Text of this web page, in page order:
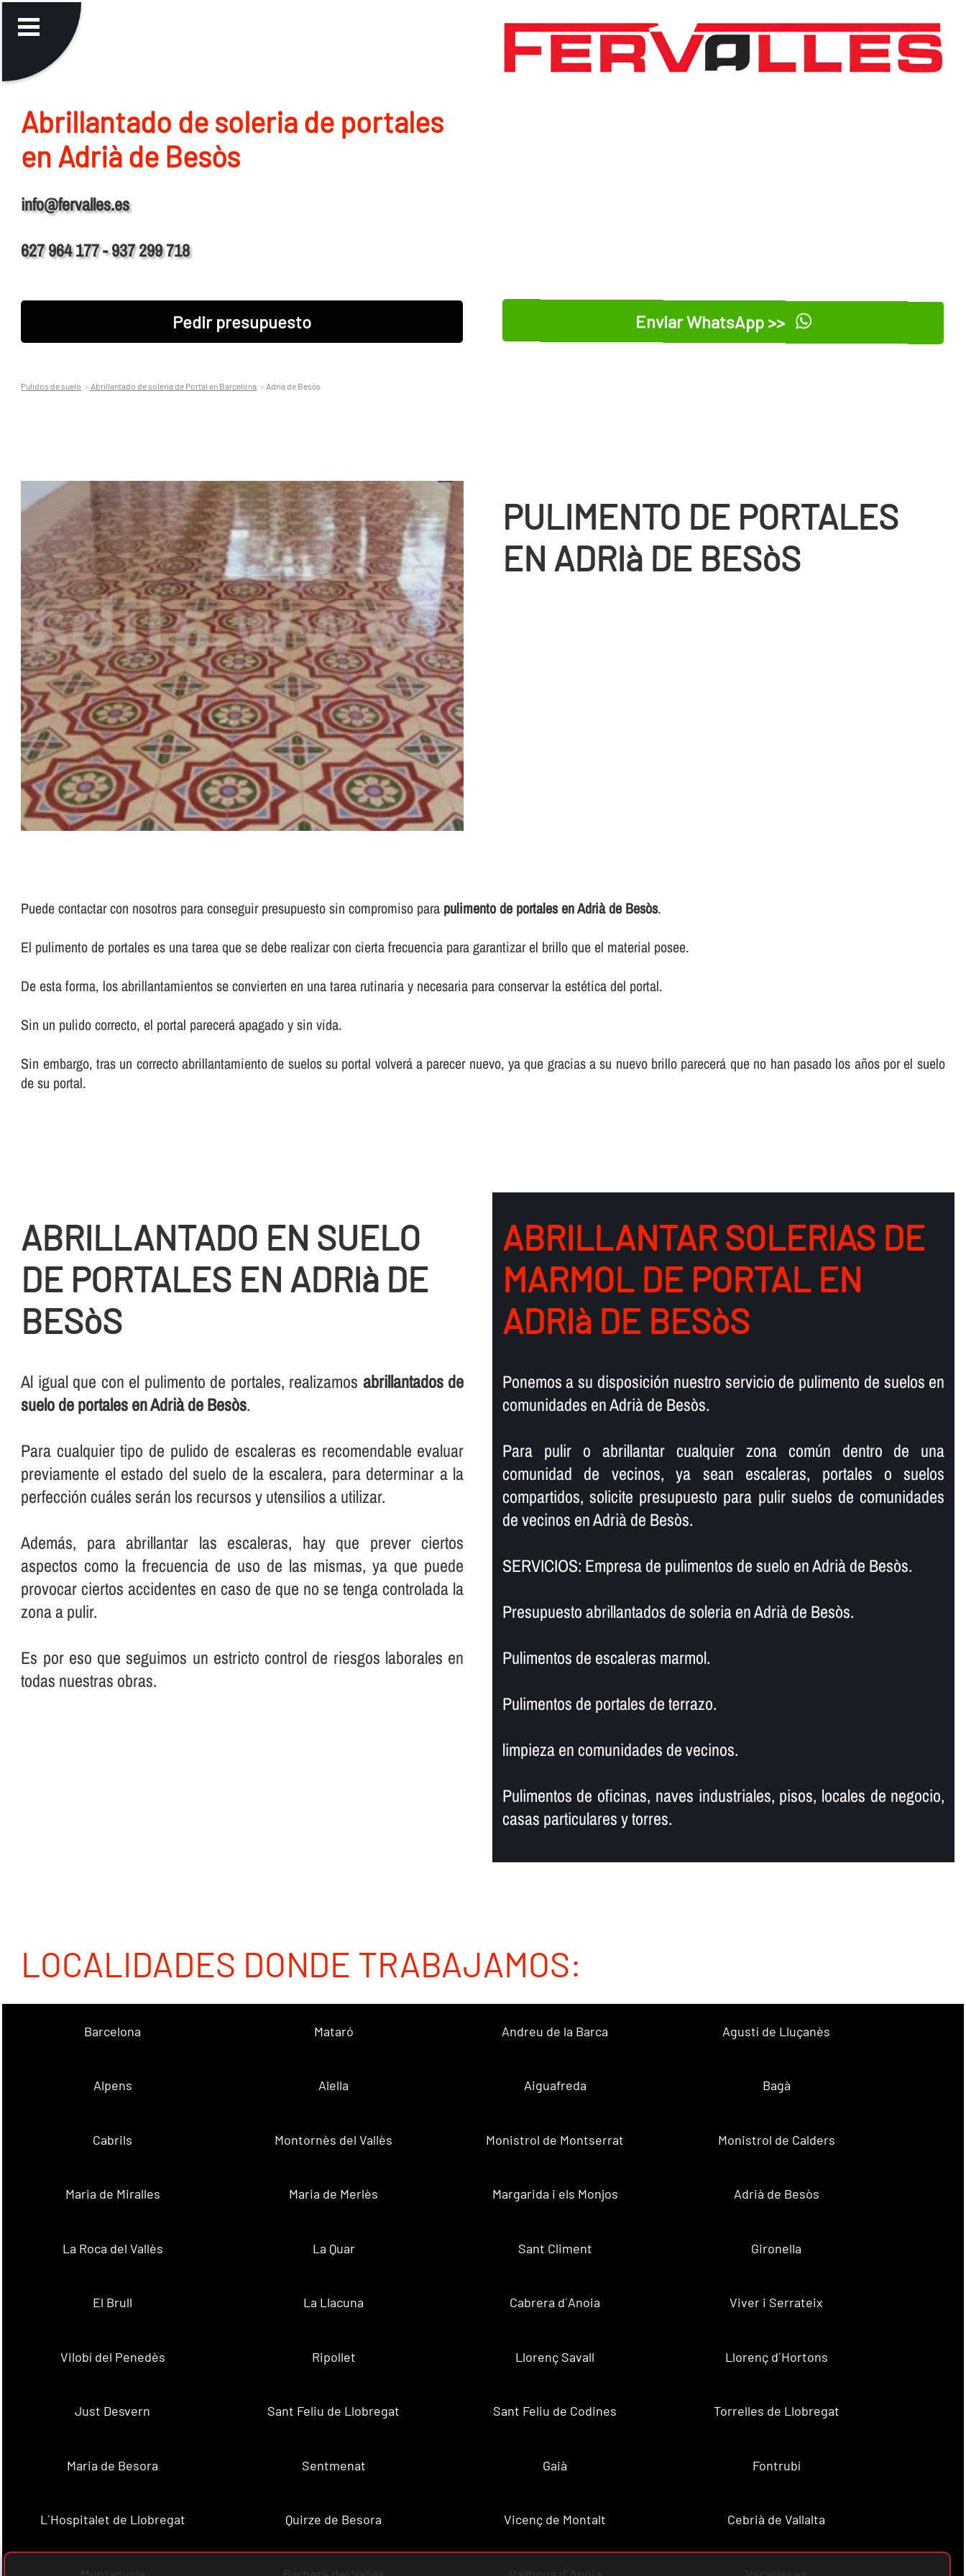
Abrillantado de soleria de portales
en Adrià de Besòs
info@fervalles.es
627 964 177 - 937 299 718
Pedir presupuesto Enviar WhatsApp >>
Pulidos de suelo Abrillantado de soleria de Portal en Barcelona Adrià de Besòs
PULIMENTO DE PORTALES
EN ADRIà DE BESòS
Puede contactar con nosotros para conseguir presupuesto sin compromiso para pulimento de portales en Adrià de Besòs.
El pulimento de portales es una tarea que se debe realizar con cierta frecuencia para garantizar el brillo que el material posee.
De esta forma, los abrillantamientos se convierten en una tarea rutinaria y necesaria para conservar la estética del portal.
Sin un pulido correcto, el portal parecerá apagado y sin vida.
Sin embargo, tras un correcto abrillantamiento de suelos su portal volverá a parecer nuevo, ya que gracias a su nuevo brillo parecerá que no han pasado los años por el suelo
de su portal.
ABRILLANTADO EN SUELO
DE PORTALES EN ADRIà DE
BESòS
Al igual que con el pulimento de portales, realizamos abrillantados de
suelo de portales en Adrià de Besòs.
Para cualquier tipo de pulido de escaleras es recomendable evaluar
previamente el estado del suelo de la escalera, para determinar a la
perfección cuáles serán los recursos y utensilios a utilizar.
Además, para abrillantar las escaleras, hay que prever ciertos
aspectos como la frecuencia de uso de las mismas, ya que puede
provocar ciertos accidentes en caso de que no se tenga controlada la
zona a pulir.
Es por eso que seguimos un estricto control de riesgos laborales en
todas nuestras obras.
ABRILLANTAR SOLERIAS DE
MARMOL DE PORTAL EN
ADRIà DE BESòS
Ponemos a su disposición nuestro servicio de pulimento de suelos en
comunidades en Adrià de Besòs.
Para pulir o abrillantar cualquier zona común dentro de una
comunidad de vecinos, ya sean escaleras, portales o suelos
compartidos, solicite presupuesto para pulir suelos de comunidades
de vecinos en Adrià de Besòs.
SERVICIOS: Empresa de pulimentos de suelo en Adrià de Besòs.
Presupuesto abrillantados de soleria en Adrià de Besòs.
Pulimentos de escaleras marmol.
Pulimentos de portales de terrazo.
limpieza en comunidades de vecinos.
Pulimentos de oficinas, naves industriales, pisos, locales de negocio,
casas particulares y torres.
LOCALIDADES DONDE TRABAJAMOS:
Barcelona Mataró Andreu de la Barca Agustí de Lluçanès
Alpens Alella Aiguafreda Bagà
Cabrils Montornès del Vallès Monistrol de Montserrat Monistrol de Calders
Maria de Miralles Maria de Merlès Margarida i els Monjos Adrià de Besòs
La Roca del Vallès La Quar Sant Climent Gironella
El Brull La Llacuna Cabrera d´Anoia Viver i Serrateix
Vilobí del Penedès Ripollet Llorenç Savall Llorenç d´Hortons
Just Desvern Sant Feliu de Llobregat Sant Feliu de Codines Torrelles de Llobregat
Maria de Besora Sentmenat Gaià Fontrubí
L´Hospitalet de Llobregat Quirze de Besora Vicenç de Montalt Cebrià de Vallalta